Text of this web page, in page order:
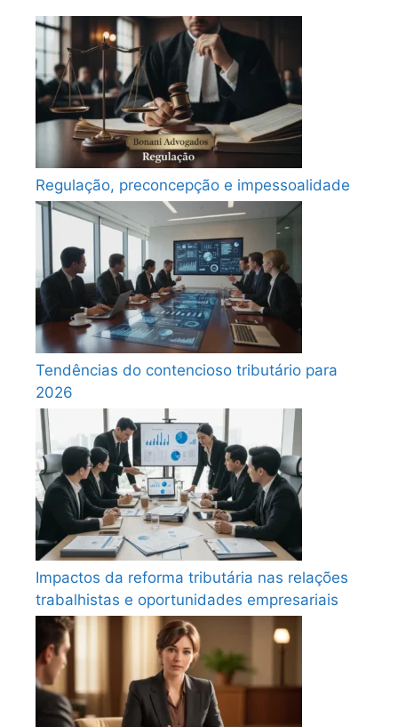
Regulação, preconcepção e impessoalidade
Tendências do contencioso tributário para
2026
Impactos da reforma tributária nas relações
trabalhistas e oportunidades empresariais